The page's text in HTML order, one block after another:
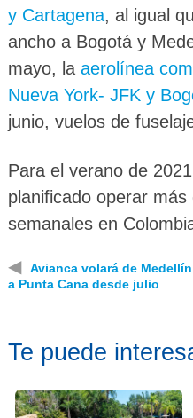
y Cartagena, al igual
ancho a Bogotá y
mayo, la aerolínea
Nueva York- JFK y
junio, vuelos de
Para el verano de
planificado operar
semanales en
◀
Avianca volará de Medellín
a Punta Cana desde julio
Te puede